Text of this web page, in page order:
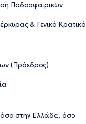
Ποδοσφαιρικών
& Γενικό Κρατικό
(Πρόεδρος)
στην Ελλάδα, όσο